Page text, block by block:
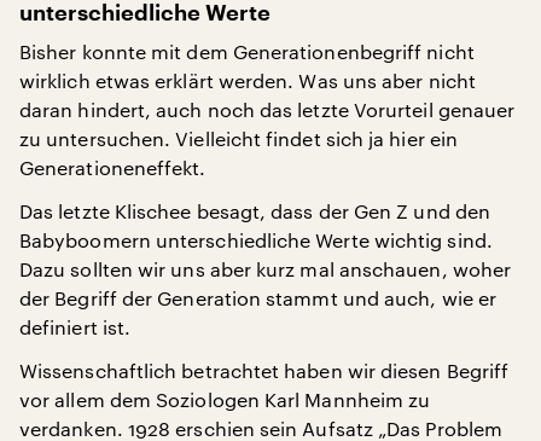
unterschiedliche Werte
Bisher konnte mit dem Generationenbegriff nicht
wirklich etwas erklärt werden. Was uns aber nicht
daran hindert, auch noch das letzte Vorurteil genauer
zu untersuchen. Vielleicht findet sich ja hier ein
Generationeneffekt.
Das letzte Klischee besagt, dass der Gen Z und den
Babyboomern unterschiedliche Werte wichtig sind.
Dazu sollten wir uns aber kurz mal anschauen, woher
der Begriff der Generation stammt und auch, wie er
definiert ist.
Wissenschaftlich betrachtet haben wir diesen Begriff
vor allem dem Soziologen Karl Mannheim zu
verdanken. 1928 erschien sein Aufsatz „Das Problem